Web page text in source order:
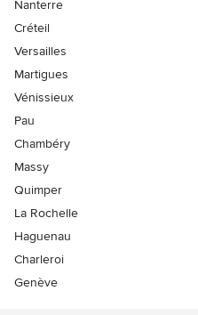
Nanterre
Créteil
Versailles
Martigues
Vénissieux
Pau
Chambéry
Massy
Quimper
La Rochelle
Haguenau
Charleroi
Genève